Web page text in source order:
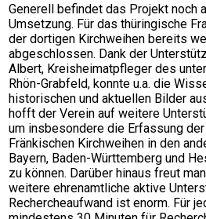
Generell befindet das Projekt noch
Umsetzung. Für das thüringische
der dortigen Kirchweihen bereits
abgeschlossen. Dank der
Albert, Kreisheimatpfleger des
Rhön-Grabfeld, konnte u.a. die
historischen und aktuellen Bilder
hofft der Verein auf weitere
um insbesondere die Erfassung
Fränkischen Kirchweihen in den
Bayern, Baden-Württemberg und
zu können. Darüber hinaus freut
weitere ehrenamtliche aktive
Rechercheaufwand ist enorm. Für